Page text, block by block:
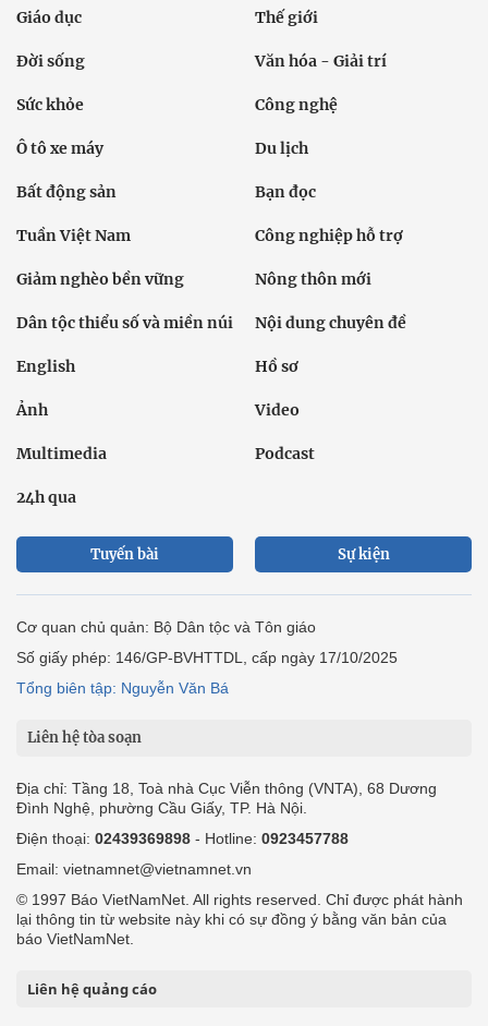
Giáo dục Thế giới
Đời sống Văn hóa - Giải trí
Sức khỏe Công nghệ
Ô tô xe máy Du lịch
Bất động sản Bạn đọc
Tuần Việt Nam Công nghiệp hỗ trợ
Giảm nghèo bền vững Nông thôn mới
Dân tộc thiểu số và miền núi Nội dung chuyên đề
English Hồ sơ
Ảnh Video
Multimedia Podcast
24h qua
Tuyến bài Sự kiện
Cơ quan chủ quản: Bộ Dân tộc và Tôn giáo
Số giấy phép: 146/GP-BVHTTDL, cấp ngày 17/10/2025
Tổng biên tập: Nguyễn Văn Bá
Liên hệ tòa soạn
Địa chỉ: Tầng 18, Toà nhà Cục Viễn thông (VNTA), 68 Dương
Đình Nghệ, phường Cầu Giấy, TP. Hà Nội.
Điện thoại: 02439369898 - Hotline: 0923457788
Email: vietnamnet@vietnamnet.vn
© 1997 Báo VietNamNet. All rights reserved. Chỉ được phát hành
lại thông tin từ website này khi có sự đồng ý bằng văn bản của
báo VietNamNet.
Liên hệ quảng cáo